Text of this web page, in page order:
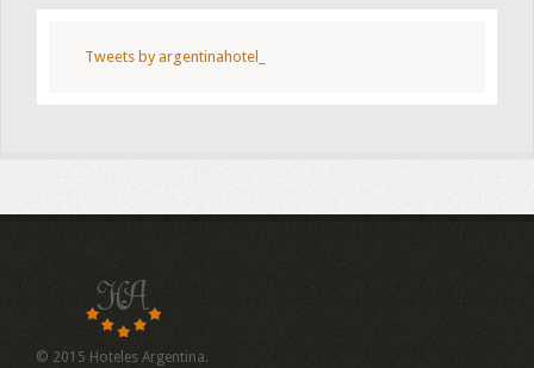
Tweets by argentinahotel_
© 2015 Hoteles Argentina.